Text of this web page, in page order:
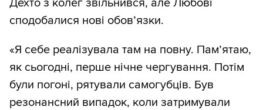
Дехто з колег звільнився, але Любові
сподобалися нові обов’язки.
«Я себе реалізувала там на повну. Пам’ятаю,
як сьогодні, перше нічне чергування. Потім
були погоні, рятували самогубців. Був
резонансний випадок, коли затримували